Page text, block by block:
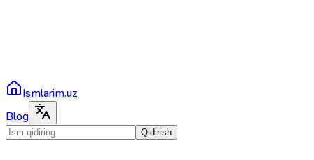
Ismlarim.uz
Blog
Qidirish